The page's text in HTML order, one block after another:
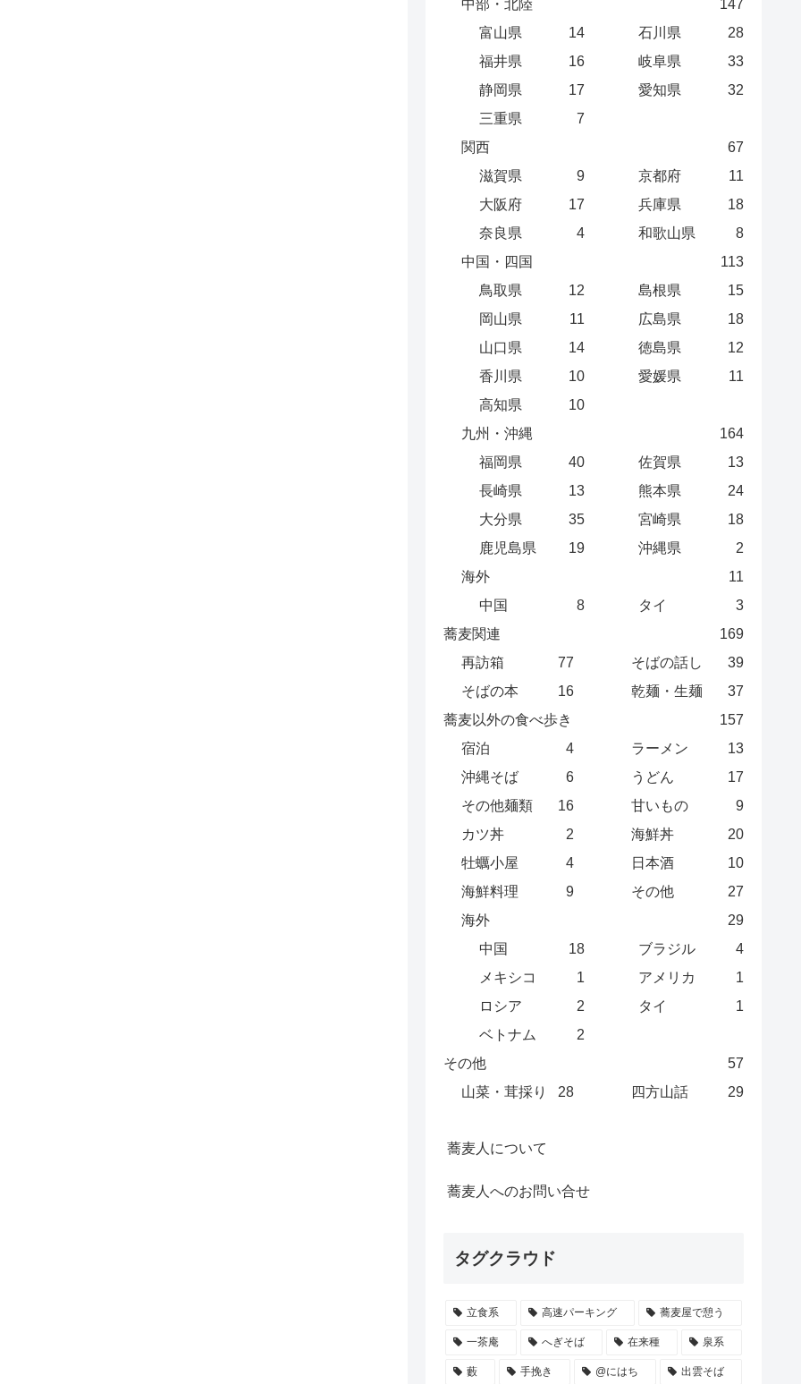
中部・北陸
147
富山県
14 石川県
28
福井県
16 岐阜県
33
静岡県
17 愛知県
32
三重県
7
関西
67
滋賀県
9 京都府
11
大阪府
17 兵庫県
18
奈良県
4 和歌山県
8
中国・四国
113
鳥取県
12 島根県
15
岡山県
11 広島県
18
山口県
14 徳島県
12
香川県
10 愛媛県
11
高知県
10
九州・沖縄
164
福岡県
40 佐賀県
13
長崎県
13 熊本県
24
大分県
35 宮崎県
18
鹿児島県
19 沖縄県
2
海外
11
中国
8 タイ
3
蕎麦関連
169
再訪箱
77 そばの話し
39
そばの本
16 乾麺・生麺
37
蕎麦以外の食べ歩き
157
宿泊
4 ラーメン
13
沖縄そば
6 うどん
17
その他麺類
16 甘いもの
9
カツ丼
2 海鮮丼
20
牡蠣小屋
4 日本酒
10
海鮮料理
9 その他
27
海外
29
中国
18 ブラジル
4
メキシコ
1 アメリカ
1
ロシア
2 タイ
1
ベトナム
2
その他
57
山菜・茸採り
28 四方山話 29
蕎麦人について
蕎麦人へのお問い合せ
タグクラウド
立食系 高速パーキング 蕎麦屋で憩う
一茶庵 へぎそば 在来種 泉系
藪 手挽き @にはち 出雲そば